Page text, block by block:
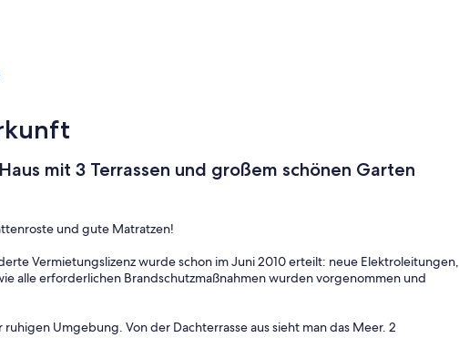
mit 3 Terrassen und großem schönen Garten
und gute Matratzen!
Vermietungslizenz wurde schon im Juni 2010 erteilt: neue Elektroleitungen,
alle erforderlichen Brandschutzmaßnahmen wurden vorgenommen und
ruhigen Umgebung. Von der Dachterrasse aus sieht man das Meer. 2